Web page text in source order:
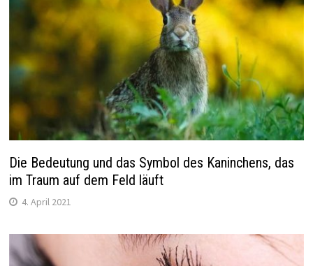
Die Bedeutung und das Symbol des Kaninchens, das
im Traum auf dem Feld läuft
4. April 2021